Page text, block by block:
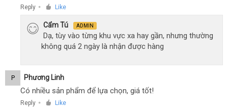
Reply ● Like
Cẩm Tú ADMIN
Dạ, tùy vào từng khu vực xa hay gần, nhưng thường
không quá 2 ngày là nhận được hàng
P Phương Linh
Có nhiều sản phẩm để lựa chọn, giá tốt!
Reply ● Like